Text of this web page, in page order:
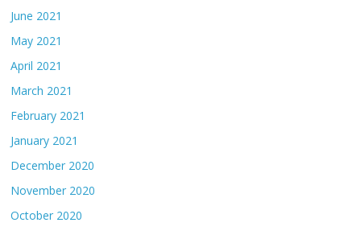
June 2021
May 2021
April 2021
March 2021
February 2021
January 2021
December 2020
November 2020
October 2020